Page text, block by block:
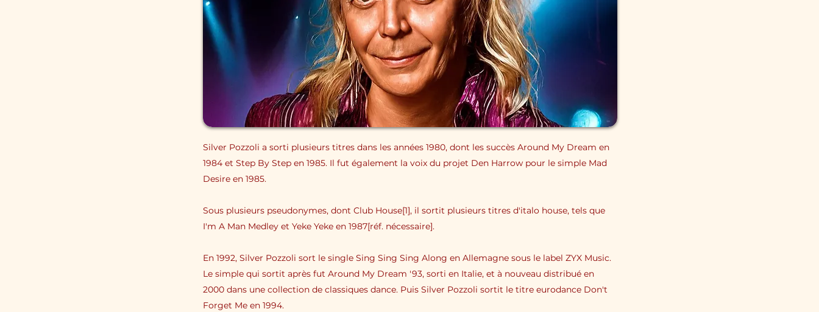
Silver Pozzoli a sorti plusieurs titres dans les années 1980, dont les succès Around My Dream en
1984 et Step By Step en 1985. Il fut également la voix du projet Den Harrow pour le simple Mad
Desire en 1985.
Sous plusieurs pseudonymes, dont Club House[1], il sortit plusieurs titres d'italo house, tels que
I'm A Man Medley et Yeke Yeke en 1987[réf. nécessaire].
En 1992, Silver Pozzoli sort le single Sing Sing Sing Along en Allemagne sous le label ZYX Music.
Le simple qui sortit après fut Around My Dream '93, sorti en Italie, et à nouveau distribué en
2000 dans une collection de classiques dance. Puis Silver Pozzoli sortit le titre eurodance Don't
Forget Me en 1994.